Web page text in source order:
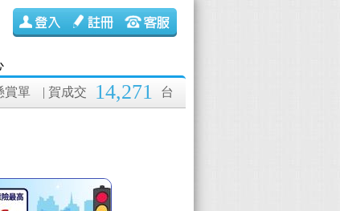
| 賀成交 14,271 台
賞單